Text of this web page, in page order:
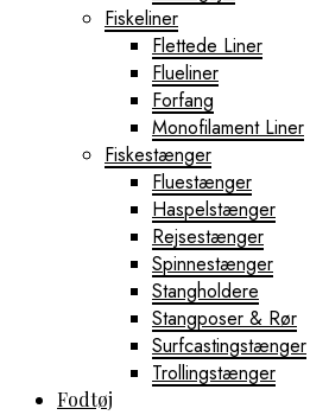
Fiskeliner
Flettede Liner
Flueliner
Forfang
Monofilament Liner
Fiskestænger
Fluestænger
Haspelstænger
Rejsestænger
Spinnestænger
Stangholdere
Stangposer & Rør
Surfcastingstænger
Trollingstænger
Fodtøj